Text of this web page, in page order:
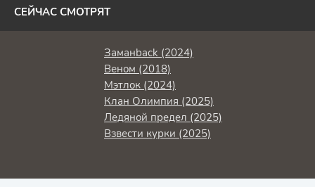
СЕЙЧАС СМОТРЯТ
Заманback (2024)
Веном (2018)
Мэтлок (2024)
Клан Олимпия (2025)
Ледяной предел (2025)
Взвести курки (2025)